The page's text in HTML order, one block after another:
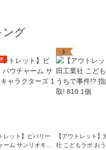
ング
レット】ビバリー
ーム サンリオキャ
3
【アウトレット】
社 こどもラボ お